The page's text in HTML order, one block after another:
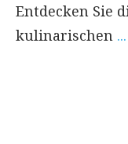
Entdecken Sie
kulinarischen